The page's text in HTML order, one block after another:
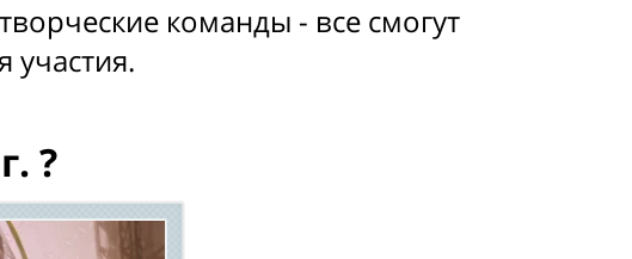
команды - все смогут
?